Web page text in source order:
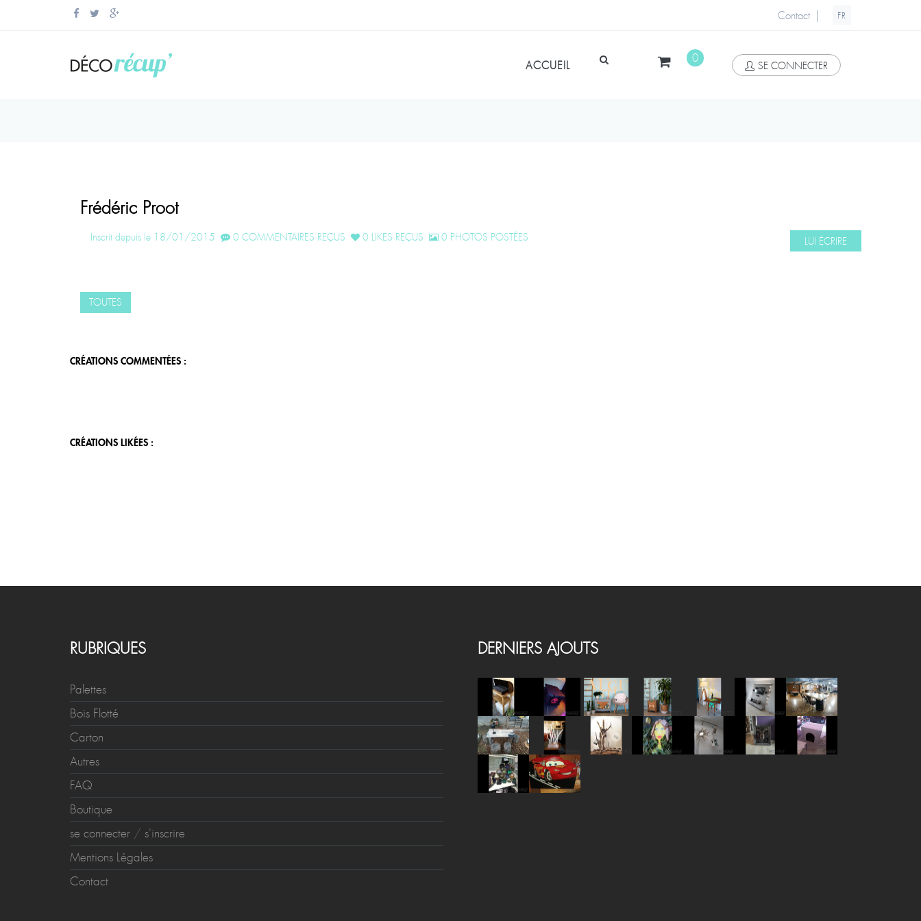
Contact | FR
ACCUEIL
0
SE CONNECTER
Frédéric Proot
Inscrit depuis le 18/01/2015 0 COMMENTAIRES REÇUS 0 LIKES REÇUS 0 PHOTOS POSTÉES LUI ÉCRIRE
TOUTES
CRÉATIONS COMMENTÉES :
CRÉATIONS LIKÉES :
RUBRIQUES
Palettes
Bois Flotté
Carton
Autres
FAQ
Boutique
se connecter / s'inscrire
Mentions Légales
Contact
DERNIERS AJOUTS